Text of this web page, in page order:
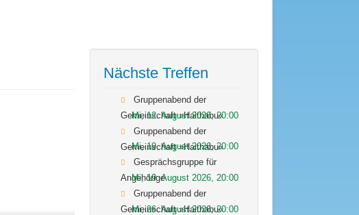
Nächste Treffen
Gruppenabend der
Gemeinschaft »Haithabu«
Mi, 12. August 2026,20:00
Gruppenabend der
Gemeinschaft »Haithabu«
Mi, 19. August 2026,20:00
Gesprächsgruppe für
Angehörige
Mi, 19. August 2026 20:00
Gruppenabend der
Gemeinschaft »Haithabu«
Mi, 26. August 2026,20:00